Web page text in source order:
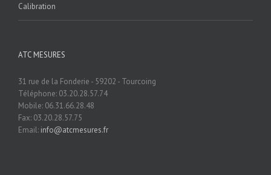
Calibration
ATC MESURES
31 rue de la Fonderie - 59202 - Tourcoing
Téléphone: 03.20.28.57.74
Mobile: 06.31.66.28.48
Fax: 03.20.28.57.75
Email: info@atcmesures.fr